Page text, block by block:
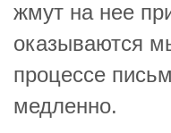
жмут на нее
оказываются
процессе
медленно.